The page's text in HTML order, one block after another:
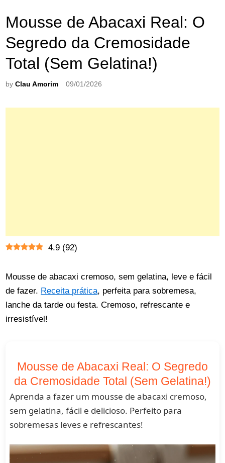
Mousse de Abacaxi Real: O
Segredo da Cremosidade
Total (Sem Gelatina!)
byClau Amorim 09/01/2026
4.9 (92)
Mousse de abacaxi cremoso, sem gelatina, leve e fácil
de fazer. Receita prática, perfeita para sobremesa,
lanche da tarde ou festa. Cremoso, refrescante e
irresistível!
Mousse de Abacaxi Real: O Segredo
da Cremosidade Total (Sem Gelatina!)
Aprenda a fazer um mousse de abacaxi cremoso,
sem gelatina, fácil e delicioso. Perfeito para
sobremesas leves e refrescantes!